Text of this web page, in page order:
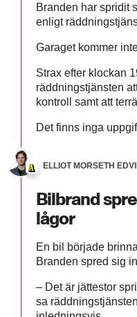
Branden har spridit
enligt
Garaget kommer
Strax efter klockan
räddningstjänsten
kontroll samt att
Det finns inga
ELLIOT MORSETH
Bilbrand
lågor
En bil började
Branden spred sig
– Det är jättestor
sa